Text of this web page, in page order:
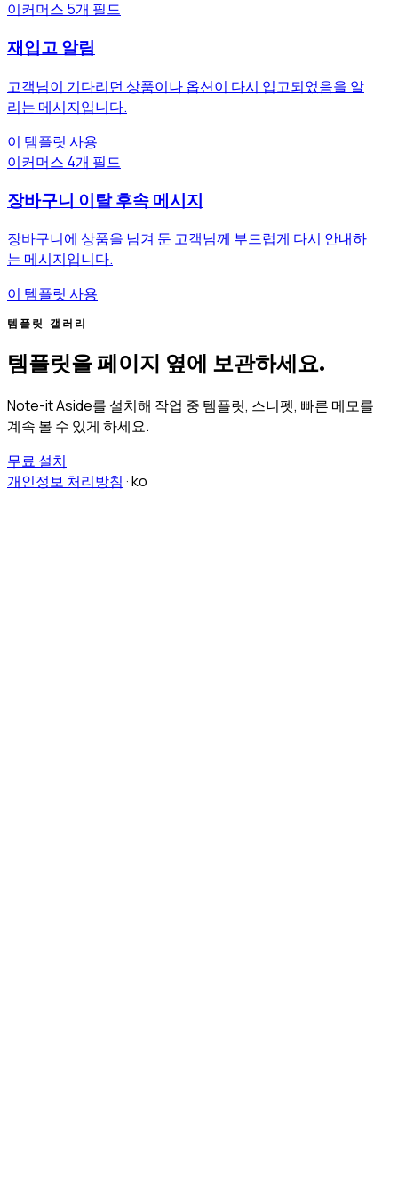
이커머스 5개 필드
재입고 알림
고객님이 기다리던 상품이나 옵션이 다시 입고되었음을 알
리는 메시지입니다.
이 템플릿 사용
이커머스 4개 필드
장바구니 이탈 후속 메시지
장바구니에 상품을 남겨 둔 고객님께 부드럽게 다시 안내하
는 메시지입니다.
이 템플릿 사용
템플릿 갤러리
템플릿을 페이지 옆에 보관하세요.
Note-it Aside를 설치해 작업 중 템플릿, 스니펫, 빠른 메모를
계속 볼 수 있게 하세요.
무료 설치
개인정보 처리방침 ·ko